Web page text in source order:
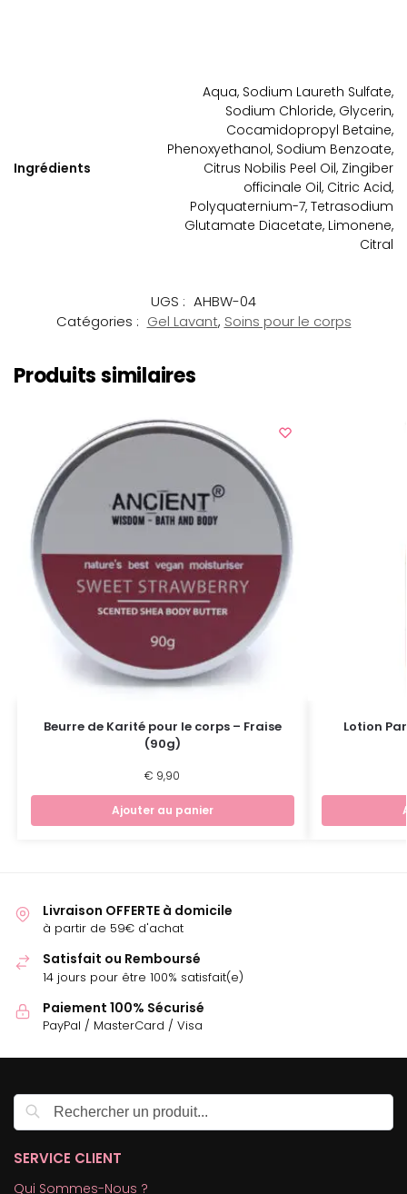
Ingrédients
Aqua, Sodium Laureth Sulfate,
Sodium Chloride, Glycerin,
Cocamidopropyl Betaine,
Phenoxyethanol, Sodium Benzoate,
Citrus Nobilis Peel Oil, Zingiber
officinale Oil, Citric Acid,
Polyquaternium-7, Tetrasodium
Glutamate Diacetate, Limonene,
Citral
UGS : AHBW-04
Catégories : Gel Lavant, Soins pour le corps
Produits similaires
Beurre de Karité pour le corps – Fraise
(90g)
€ 9,90
Ajouter au panier
Lotion
Livraison OFFERTE à domicile
à partir de 59€ d'achat
Satisfait ou Remboursé
14 jours pour être 100% satisfait(e)
Paiement 100% Sécurisé
PayPal / MasterCard / Visa
SERVICE CLIENT
Qui Sommes-Nous ?